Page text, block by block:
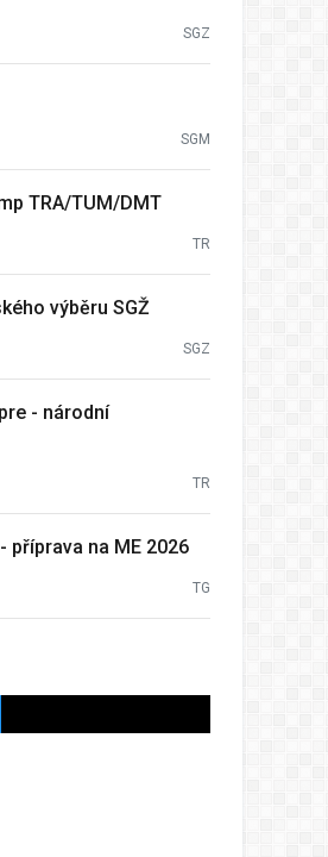
SGZ
SGM
TRA/TUM/DMT
TR
výběru SGŽ
SGZ
- národní
TR
příprava na ME 2026
TG